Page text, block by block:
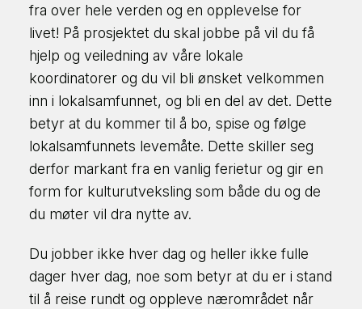
fra over hele verden og en opplevelse for
livet! På prosjektet du skal jobbe på vil du få
hjelp og veiledning av våre lokale
koordinatorer og du vil bli ønsket velkommen
inn i lokalsamfunnet, og bli en del av det. Dette
betyr at du kommer til å bo, spise og følge
lokalsamfunnets levemåte. Dette skiller seg
derfor markant fra en vanlig ferietur og gir en
form for kulturutveksling som både du og de
du møter vil dra nytte av.
Du jobber ikke hver dag og heller ikke fulle
dager hver dag, noe som betyr at du er i stand
til å reise rundt og oppleve nærområdet når